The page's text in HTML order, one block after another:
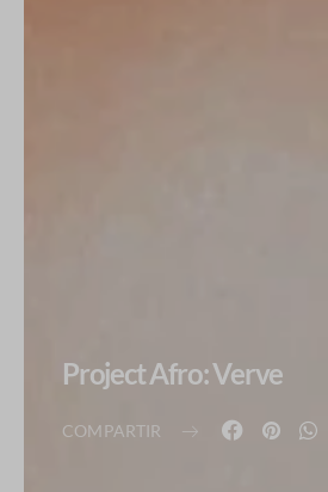
Project Afro: Verve
COMPARTIR